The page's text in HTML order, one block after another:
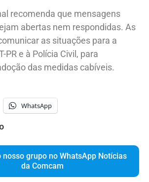
recomenda que mensagens
abertas nem respondidas. As
as situações para a
PR e à Polícia Civil, para
das medidas cabíveis.
WhatsApp
nosso grupo no WhatsApp Notícias
da Comcam